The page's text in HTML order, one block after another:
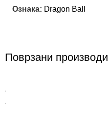
Ознака: Dragon Ball
Поврзани производи